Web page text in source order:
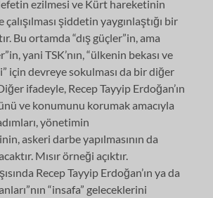
ezilmesi ve Kürt hareketinin
şiddetin yaygınlaştığı bir
Bu ortamda “dış güçler”in, ama
yani TSK’nın, “ülkenin bekası ve
için devreye sokulması da bir diğer
ifadeyle, Recep Tayyip Erdoğan’ın
ve konumunu korumak amacıyla
yönetimin
askeri darbe yapılmasının da
Mısır örneği açıktır.
Recep Tayyip Erdoğan’ın ya da
“insafa” geleceklerini